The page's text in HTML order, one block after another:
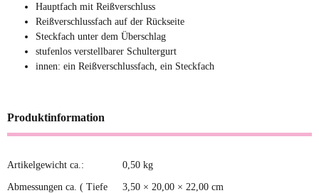
Hauptfach mit Reißverschluss
Reißverschlussfach auf der Rückseite
Steckfach unter dem Überschlag
stufenlos verstellbarer Schultergurt
innen: ein Reißverschlussfach, ein Steckfach
Produktinformation
Produkteigenschaft
Wert
Artikelgewicht ca.: 0,50 kg
Abmessungen ca. ( Tiefe
3,50 × 20,00 × 22,00 cm